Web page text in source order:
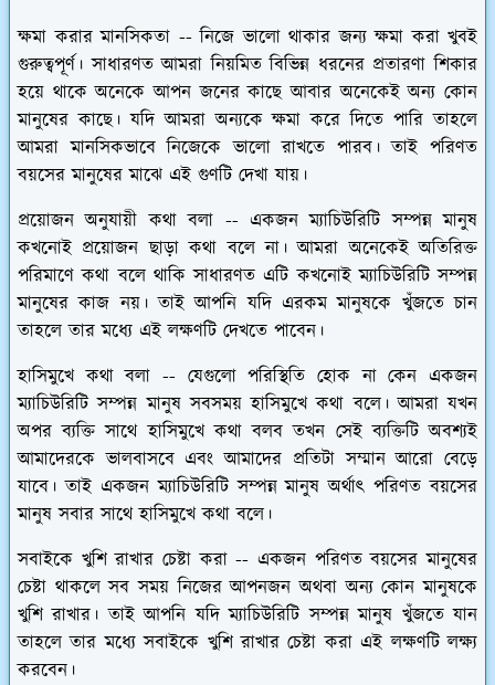
ক্ষমা করার মানসিকতা --নিজে ভালো থাকার জন্য ক্ষমা করা খুবই
গুরুত্বপূর্ণ। সাধারণত আমরা নিয়মিত বিভিন্ন ধরনের প্রতারণা শিকার
হয়ে থাকে অনেকে আপন জনের কাছে আবার অনেকেই অন্য কোন
মানুষের কাছে। যদি আমরা অন্যকে ক্ষমা করে দিতে পারি তাহলে
আমরা মানসিকভাবে নিজেকে ভালো রাখতে পারব। তাই পরিণত
বয়সের মানুষের মাঝে এই গুণটি দেখা যায়।
প্রয়োজন অনুযায়ী কথা বলা --একজন ম্যাচিউরিটি সম্পন্ন মানুষ
কখনোই প্রয়োজন ছাড়া কথা বলে না। আমরা অনেকেই অতিরিক্ত
পরিমাণে কথা বলে থাকি সাধারণত এটি কখনোই ম্যাচিউরিটি সম্পন্ন
মানুষের কাজ নয়। তাই আপনি যদি এরকম মানুষকে খুঁজতে চান
তাহলে তার মধ্যে এই লক্ষণটি দেখতে পাবেন।
হাসিমুখে কথা বলা -- যেগুলো পরিস্থিতি হোক না কেন একজন
ম্যাচিউরিটি সম্পন্ন মানুষ সবসময় হাসিমুখে কথা বলে। আমরা যখন
অপর ব্যক্তি সাথে হাসিমুখে কথা বলব তখন সেই ব্যক্তিটি অবশ্যই
আমাদেরকে ভালবাসবে এবং আমাদের প্রতিটা সম্মান আরো বেড়ে
যাবে। তাই একজন ম্যাচিউরিটি সম্পন্ন মানুষ অর্থাৎ পরিণত বয়সের
মানুষ সবার সাথে হাসিমুখে কথা বলে।
সবাইকে খুশি রাখার চেষ্টা করা -- একজন পরিণত বয়সের মানুষের
চেষ্টা থাকলে সব সময় নিজের আপনজন অথবা অন্য কোন মানুষকে
খুশি রাখার। তাই আপনি যদি ম্যাচিউরিটি সম্পন্ন মানুষ খুঁজতে যান
তাহলে তার মধ্যে সবাইকে খুশি রাখার চেষ্টা করা এই লক্ষণটি লক্ষ্য
করবেন।